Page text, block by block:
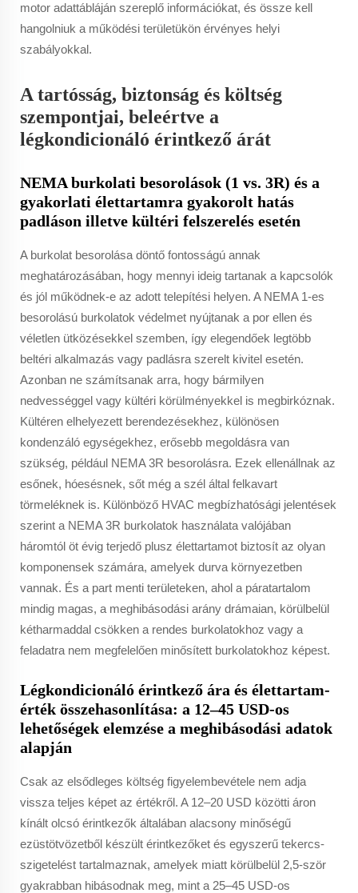
motor adattábláján szereplő információkat, és össze kell
hangolniuk a működési területükön érvényes helyi
szabályokkal.
A tartósság, biztonság és költség
szempontjai, beleértve a
légkondicionáló érintkező árát
NEMA burkolati besorolások (1 vs. 3R) és a
gyakorlati élettartamra gyakorolt hatás
padláson illetve kültéri felszerelés esetén
A burkolat besorolása döntő fontosságú annak
meghatározásában, hogy mennyi ideig tartanak a kapcsolók
és jól működnek-e az adott telepítési helyen. A NEMA 1-es
besorolású burkolatok védelmet nyújtanak a por ellen és
véletlen ütközésekkel szemben, így elegendőek legtöbb
beltéri alkalmazás vagy padlásra szerelt kivitel esetén.
Azonban ne számítsanak arra, hogy bármilyen
nedvességgel vagy kültéri körülményekkel is megbirkóznak.
Kültéren elhelyezett berendezésekhez, különösen
kondenzáló egységekhez, erősebb megoldásra van
szükség, például NEMA 3R besorolásra. Ezek ellenállnak az
esőnek, hóesésnek, sőt még a szél által felkavart
törmeléknek is. Különböző HVAC megbízhatósági jelentések
szerint a NEMA 3R burkolatok használata valójában
háromtól öt évig terjedő plusz élettartamot biztosít az olyan
komponensek számára, amelyek durva környezetben
vannak. És a part menti területeken, ahol a páratartalom
mindig magas, a meghibásodási arány drámaian, körülbelül
kétharmaddal csökken a rendes burkolatokhoz vagy a
feladatra nem megfelelően minősített burkolatokhoz képest.
Légkondicionáló érintkező ára és élettartam-
érték összehasonlítása: a 12–45 USD-os
lehetőségek elemzése a meghibásodási adatok
alapján
Csak az elsődleges költség figyelembevétele nem adja
vissza teljes képet az értékről. A 12–20 USD közötti áron
kínált olcsó érintkezők általában alacsony minőségű
ezüstötvözetből készült érintkezőket és egyszerű tekercs-
szigetelést tartalmaznak, amelyek miatt körülbelül 2,5-ször
gyakrabban hibásodnak meg, mint a 25–45 USD-os